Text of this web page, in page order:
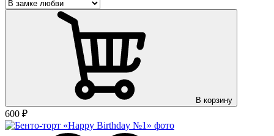
В корзину
600 ₽